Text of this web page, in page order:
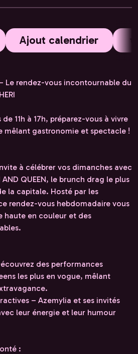
Ajout calendrier
– Le rendez-vous incontournable du
11h à 17h, préparez-vous à vivre
mêlant gastronomie et spectacle !
à célébrer vos dimanches avec
QUEEN, le brunch drag le plus
la capitale. Hosté par les
rendez-vous hebdomadaire vous
haute en couleur et des
des performances
les plus en vogue, mêlant
– Azemylia et ses invités
leur énergie et leur humour
: